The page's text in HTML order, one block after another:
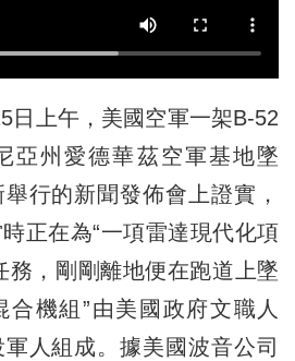
上午，美國空軍一架B-52
亞州愛德華茲空軍基地墜
行的新聞發佈會上證實，
正在為“一項雷達現代化項
務，剛剛離地便在跑道上墜
合機組”由美國政府文職人
人組成。據美國波音公司